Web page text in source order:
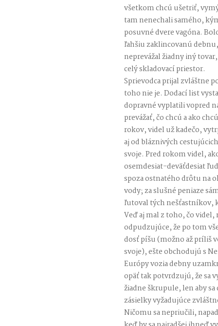
všetkom chcú ušetriť,
tam nenechali samého,
posuvné dvere vagóna.
ľahšiu zaklincovanú
neprevážal žiadny iný
celý skladovací priestor.
Sprievodca prijal zvláštne
toho nie je. Dodací list
dopravné vyplatili vopred
prevážať, čo chcú a ako
rokov, videl už kadečo,
aj od bláznivých
svoje. Pred rokom videl,
osemdesiat-deväťdesiat
spoza ostnatého drôtu na
vody; za slušné peniaze
ľutoval tých nešťastníkov,
Veď aj mal z toho, čo
odpudzujúce, že po tom
dosť píšu (možno až príliš
svoje), ešte obchodujú s
Európy vozia debny
opäť tak potvrdzujú, že sa
žiadne škrupule, len aby
zásielky vyžadujúce
Ničomu sa nepriučili,